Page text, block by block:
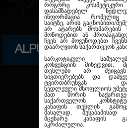
როგორც კოსმეტიკური
დასამზადებელ
ინფორმაცია რომელიც
საიტზე, არის გაცნობითი/
არ ატარებს მოხმარების
მოწოდებით ან
ჩვენ არ მოვუწოდებთ
დაარღვიონ საქართვეოს
ნარკოტიკული
კონვენციის მიხედვით,
თესლები არ შეიცავს
ნივთიერებებს და
ტვირთბრუნვას
ნედლეული მსოფლიოს
მათ შორის
საქართველოს
კანაფის თესლის
მასალად, შესაბამისად
მცენარე კანაფის
აკრძალულია.
ALPUJARRENA